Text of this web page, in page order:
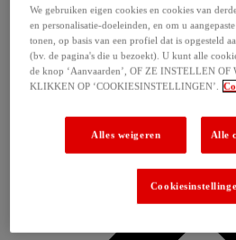
We gebruiken eigen cookies en cookies van
en personalisatie-doeleinden, en om u
tonen, op basis van een profiel dat is opgesteld
(bv. de pagina's die u bezoekt). U kunt alle
de knop ‘Aanvaarden’, OF ZE INSTELLEN OF
KLIKKEN OP ‘COOKIESINSTELLINGEN’.
Alles weigeren Alle